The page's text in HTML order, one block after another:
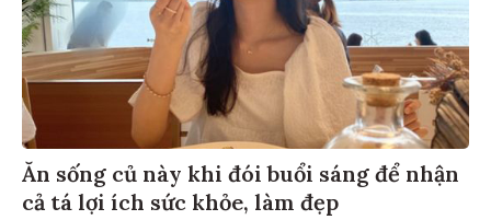
Ăn sống củ này khi đói buổi sáng để nhận
cả tá lợi ích sức khỏe, làm đẹp